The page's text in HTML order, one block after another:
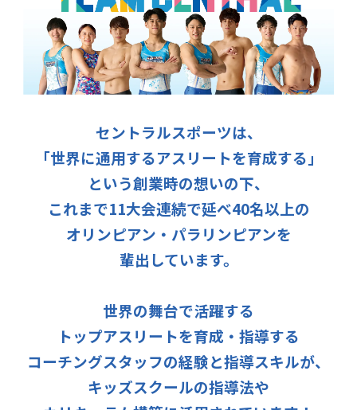
セントラルスポーツは、
「世界に通用するアスリートを育成する」
という創業時の想いの下、
これまで11大会連続で延べ40名以上の
オリンピアン・パラリンピアンを
輩出しています。
世界の舞台で活躍する
トップアスリートを育成・指導する
コーチングスタッフの経験と指導スキルが、
キッズスクールの指導法や